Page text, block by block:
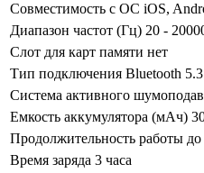
Совместимость с ОС iOS,
Диапазон частот (Гц) 20 -
Слот для карт памяти нет
Тип подключения Bluetooth 5.3
Система активного
Емкость аккумулятора (мАч)
Продолжительность работы до
Время заряда 3 часа